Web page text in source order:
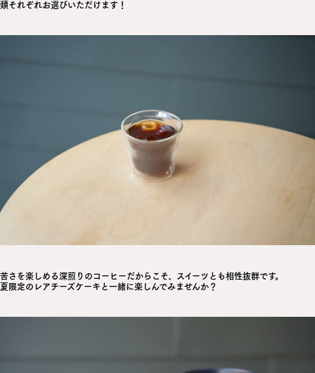
類それぞれお選びいただけます！
苦さを楽しめる深煎りのコーヒーだからこそ、スイーツとも相性抜群です。
夏限定のレアチーズケーキと一緒に楽しんでみませんか？